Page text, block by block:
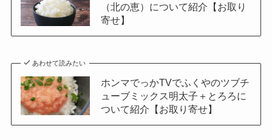
（北の恵）について紹介【お取り
寄せ】
あわせて読みたい
ホンマでっかTVでふくやのツブチ
ューブミックス明太子＋とろろに
ついて紹介【お取り寄せ】